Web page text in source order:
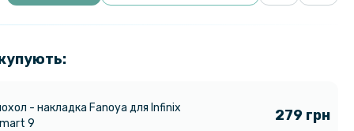
- накладка Fanoya для Infinix
9
279 грн